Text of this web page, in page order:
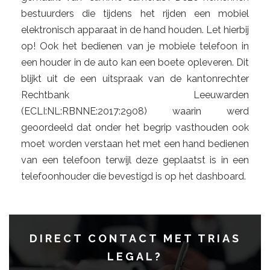
bestuurders die tijdens het rijden een mobiel
elektronisch apparaat in de hand houden. Let hierbij
op! Ook het bedienen van je mobiele telefoon in
een houder in de auto kan een boete opleveren. Dit
blijkt uit de een uitspraak van de kantonrechter
Rechtbank Leeuwarden
(ECLI:NL:RBNNE:2017:2908) waarin werd
geoordeeld dat onder het begrip vasthouden ook
moet worden verstaan het met een hand bedienen
van een telefoon terwijl deze geplaatst is in een
telefoonhouder die bevestigd is op het dashboard.
DIRECT CONTACT MET TRIAS
LEGAL ?